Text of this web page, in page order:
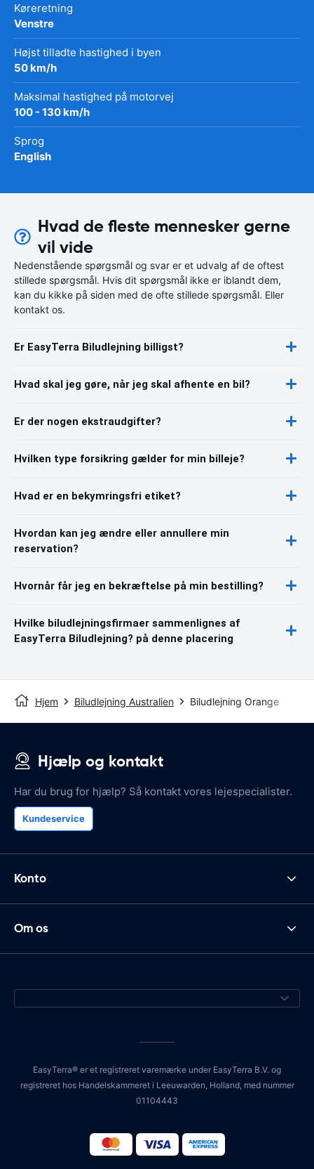
Køreretning
Venstre
Højst tilladte hastighed i byen
50 km/h
Maksimal hastighed på motorvej
100 - 130 km/h
Sprog
English
Hvad de fleste mennesker gerne
vil vide
Nedenstående spørgsmål og svar er et udvalg af de oftest
stillede spørgsmål. Hvis dit spørgsmål ikke er iblandt dem,
kan du kikke på siden med de ofte stillede spørgsmål. Eller
kontakt os.
Er EasyTerra Biludlejning billigst?
Hvad skal jeg gøre, når jeg skal afhente en bil?
Er der nogen ekstraudgifter?
Hvilken type forsikring gælder for min billeje?
Hvad er en bekymringsfri etiket?
Hvordan kan jeg ændre eller annullere min
reservation?
Hvornår får jeg en bekræftelse på min bestilling?
Hvilke biludlejningsfirmaer sammenlignes af
EasyTerra Biludlejning? på denne placering
Hjem Biludlejning Australien Biludlejning Orange
Hjælp og kontakt
Har du brug for hjælp? Så kontakt vores lejespecialister.
Kundeservice
Konto
Om os
EasyTerra® er et registreret varemærke under EasyTerra B.V. og
registreret hos Handelskammeret i Leeuwarden, Holland, med nummer
01104443